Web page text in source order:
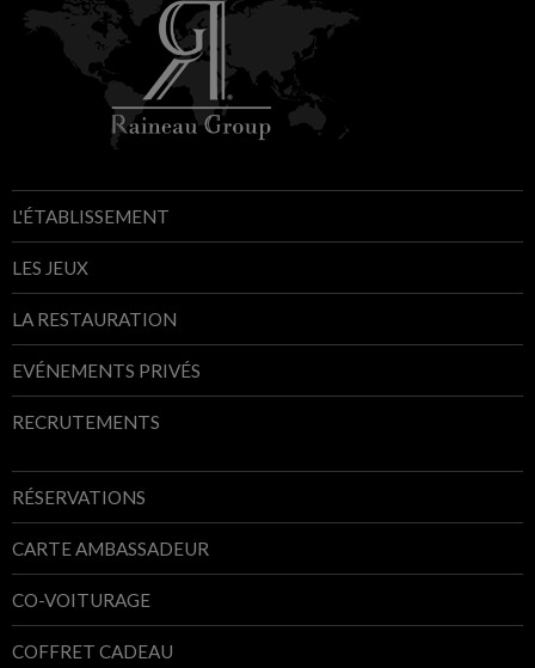
L'ÉTABLISSEMENT
LES JEUX
LA RESTAURATION
EVÉNEMENTS PRIVÉS
RECRUTEMENTS
RÉSERVATIONS
CARTE AMBASSADEUR
CO-VOITURAGE
COFFRET CADEAU